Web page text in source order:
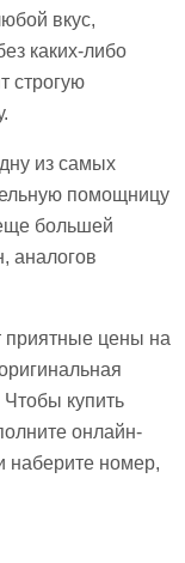
вкус,
каких-либо
строгую
из самых
помощницу
большей
аналогов
приятные цены на
купить
онлайн-
наберите номер,